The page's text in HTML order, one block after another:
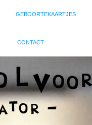
GEBOORTEKAARTJES
CONTACT